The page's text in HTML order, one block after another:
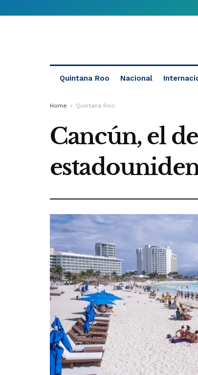
Quintana Roo Nacional
Home Quintana Roo
Cancún, el